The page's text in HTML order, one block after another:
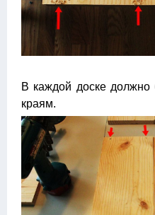
В каждой доске должно
краям.